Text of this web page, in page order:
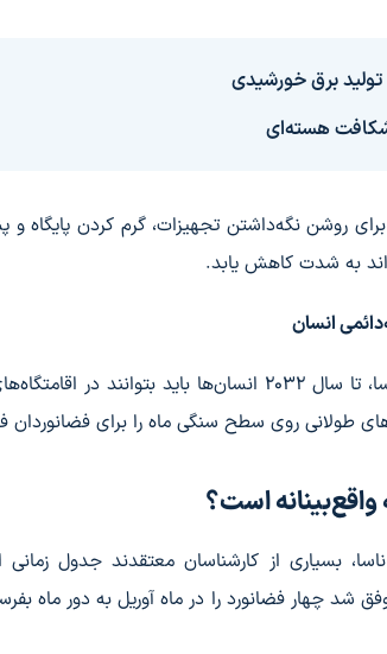
برق خورشیدی
شکافت هسته‌ای
برای روشن نگه‌داشتن تجهیزات، گرم کردن پایگاه
به شدت کاهش یابد.
انسان
بر اساس برنامه‌ریزی ناسا، تا سال ۲۰۳۲ انسان‌ها
طولانی روی سطح سنگی ماه را برای فضانوردان
واقع‌بینانه است؟
بسیاری از کارشناسان معتقدند جدول
«آرتمیس ۲» موفق شد چهار فضانورد را در ماه آوریل به